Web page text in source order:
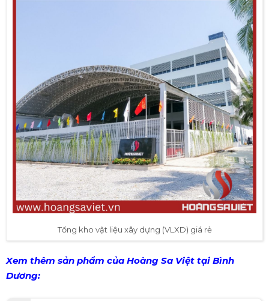
Tổng kho vật liệu xây dựng (VLXD) giá rẻ
Xem thêm sản phẩm của Hoàng Sa Việt tại Bình
Dương: